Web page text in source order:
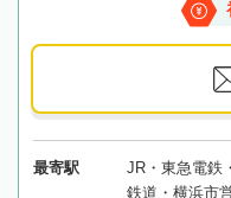
最寄駅
JR・東急電鉄
鉄道・横浜市